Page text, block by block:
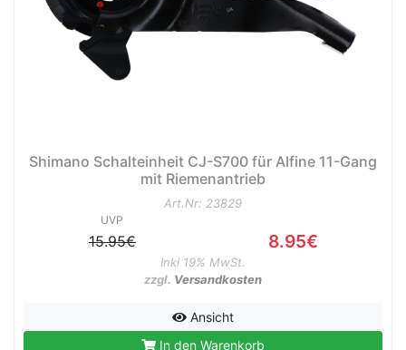
Shimano Schalteinheit CJ-S700 für Alfine 11-Gang
mit Riemenantrieb
Art.Nr: 23829
UVP
15.95€ 8.95€
Inkl 19% MwSt.
zzgl. Versandkosten
Ansicht
In den Warenkorb